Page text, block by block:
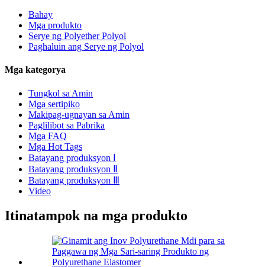
Bahay
Mga produkto
Serye ng Polyether Polyol
Paghaluin ang Serye ng Polyol
Mga kategorya
Tungkol sa Amin
Mga sertipiko
Makipag-ugnayan sa Amin
Paglilibot sa Pabrika
Mga FAQ
Mga Hot Tags
Batayang produksyon Ⅰ
Batayang produksyon Ⅱ
Batayang produksyon Ⅲ
Video
Itinatampok na mga produkto